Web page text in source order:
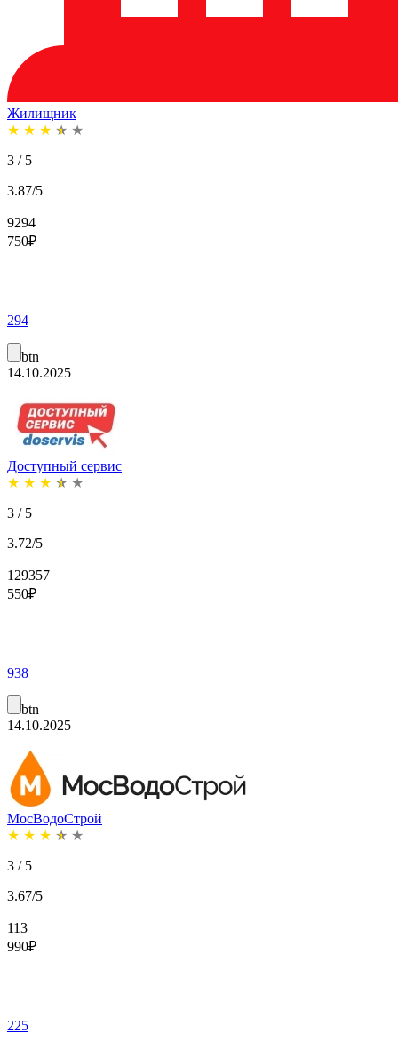
Жилищник
★ ★ ★ ★ ★
3 / 5
3.87/5
9294
750₽
294
btn
14.10.2025
Доступный сервис
★ ★ ★ ★ ★
3 / 5
3.72/5
129357
550₽
938
btn
14.10.2025
МосВодоСтрой
★ ★ ★ ★ ★
3 / 5
3.67/5
113
990₽
225